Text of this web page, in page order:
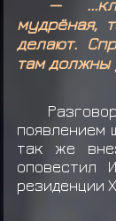
—
мудрёная,
делают.
там должны
появлением
так же
оповестил
резиденции